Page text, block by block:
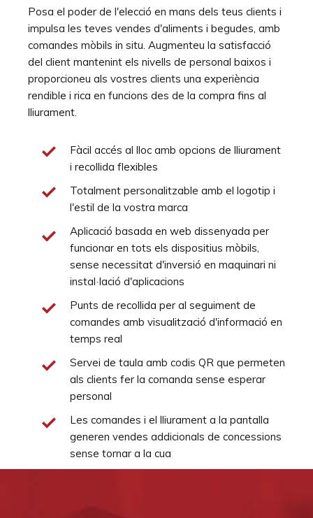
Posa el poder de l'elecció en mans dels teus clients i
impulsa les teves vendes d'aliments i begudes, amb
comandes mòbils in situ. Augmenteu la satisfacció
del client mantenint els nivells de personal baixos i
proporcioneu als vostres clients una experiència
rendible i rica en funcions des de la compra fins al
lliurament.
Fàcil accés al lloc amb opcions de lliurament
i recollida flexibles
Totalment personalitzable amb el logotip i
l'estil de la vostra marca
Aplicació basada en web dissenyada per
funcionar en tots els dispositius mòbils,
sense necessitat d'inversió en maquinari ni
instal·lació d'aplicacions
Punts de recollida per al seguiment de
comandes amb visualització d'informació en
temps real
Servei de taula amb codis QR que permeten
als clients fer la comanda sense esperar
personal
Les comandes i el lliurament a la pantalla
generen vendes addicionals de concessions
sense tornar a la cua